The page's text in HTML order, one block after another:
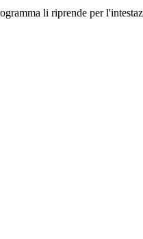
li riprende per